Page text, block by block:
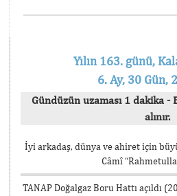
Yılın 163. günü,
6. Ay, 30 Gün,
Gündüzün uzaması 1 dakika -
alınır.
İyi arkadaş, dünya ve ahiret için
Câmî
TANAP Doğalgaz Boru Hattı açıldı